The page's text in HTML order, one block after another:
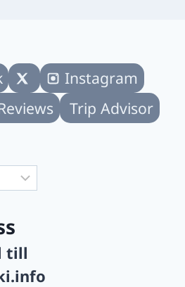
Instagram
Trip Advisor
till